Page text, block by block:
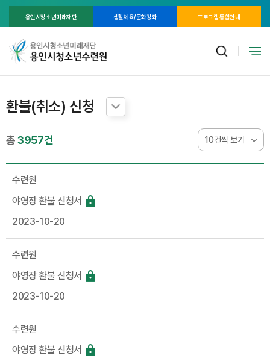
용인시청소년미래재단 생활체육/문화강좌 프로그램 통합안내
환불(취소) 신청
총3957건
수련원
야영장 환불 신청서
2023-10-20
수련원
야영장 환불 신청서
2023-10-20
수련원
야영장 환불 신청서